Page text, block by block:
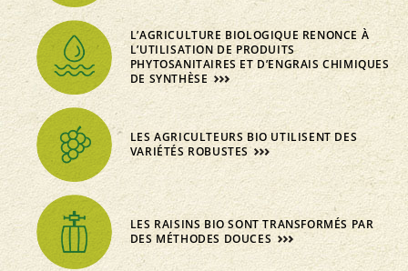
L’AGRICULTURE BIOLOGIQUE RENONCE À
L’UTILISATION DE PRODUITS
PHYTOSANITAIRES ET D’ENGRAIS CHIMIQUES
DE SYNTHÈSE
LES AGRICULTEURS BIO UTILISENT DES
VARIÉTÉS ROBUSTES
LES RAISINS BIO SONT TRANSFORMÉS PAR
DES MÉTHODES DOUCES